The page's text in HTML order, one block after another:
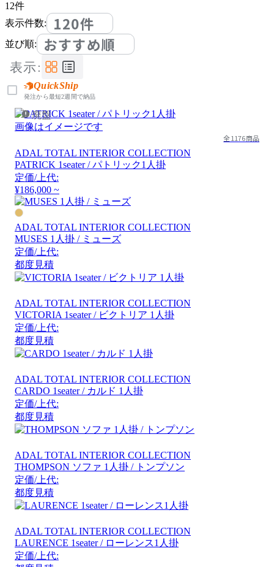
12件
表示件数:
120件
並び順: おすすめ順
表示:
QuickShip
発注から最短2週間で納品
廃盤
画像はイメージです
全1176商品
ADAL TOTAL INTERIOR COLLECTION
PATRICK 1seater / パトリック1人掛
定価/上代:
¥186,000 ~
ADAL TOTAL INTERIOR COLLECTION
MUSES 1⼈掛 / ミューズ
定価/上代:
都度見積
ADAL TOTAL INTERIOR COLLECTION
VICTORIA 1seater / ビクトリア 1⼈掛
定価/上代:
都度見積
ADAL TOTAL INTERIOR COLLECTION
CARDO 1seater / カルド 1⼈掛
定価/上代:
都度見積
ADAL TOTAL INTERIOR COLLECTION
THOMPSON ソファ 1人掛 / トンプソン
定価/上代:
都度見積
ADAL TOTAL INTERIOR COLLECTION
LAURENCE 1seater / ローレンス1人掛
定価/上代: